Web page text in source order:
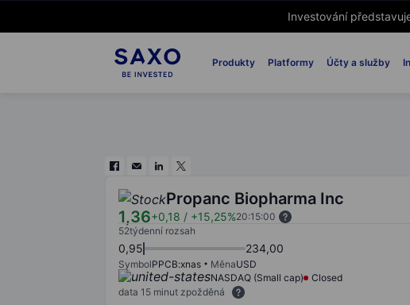
Investování
Produkty Platformy Účty a služby
Propanc Biopharma Inc
1,36+0,18 / +15,25%20:15:00
52týdenní rozsah
0,95 234,00
SymbolPPCB:xnas MěnaUSD
NASDAQ (Small cap)
Closed
data 15 minut zpožděná